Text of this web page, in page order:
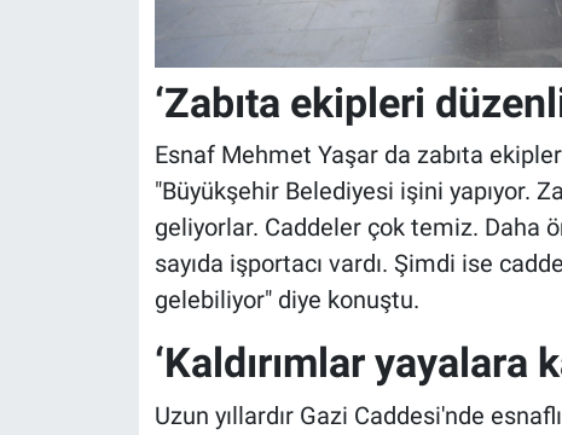
‘Zabıta ekipleri
Esnaf Mehmet Yaşar da zabıta
"Büyükşehir Belediyesi işini yapıyor.
geliyorlar. Caddeler çok temiz. Daha
sayıda işportacı vardı. Şimdi ise
gelebiliyor" diye konuştu.
‘Kaldırımlar yayalara
Uzun yıllardır Gazi Caddesi'nde